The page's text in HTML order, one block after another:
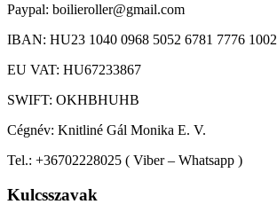
Paypal: boilieroller@gmail.com
IBAN: HU23 1040 0968 5052 6781 7776 1002
EU VAT: HU67233867
SWIFT: OKHBHUHB
Cégnév: Knitliné Gál Monika E. V.
Tel.: +36702228025 ( Viber – Whatsapp )
Kulcsszavak